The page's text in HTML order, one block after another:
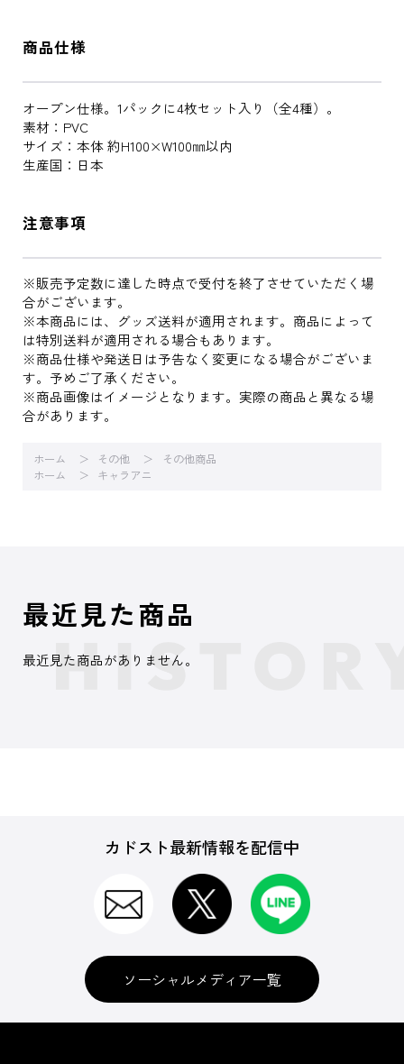
商品仕様
オープン仕様。1パックに4枚セット入り（全4種）。
素材：PVC
サイズ：本体 約H100×W100㎜以内
生産国：日本
注意事項
※販売予定数に達した時点で受付を終了させていただく場
合がございます。
※本商品には、グッズ送料が適用されます。商品によって
は特別送料が適用される場合もあります。
※商品仕様や発送日は予告なく変更になる場合がございま
す。予めご了承ください。
※商品画像はイメージとなります。実際の商品と異なる場
合があります。
ホーム その他
その他商品
ホーム
キャラアニ
最近見た商品
最近見た商品がありません。
カドスト最新情報を配信中
ソーシャルメディア一覧